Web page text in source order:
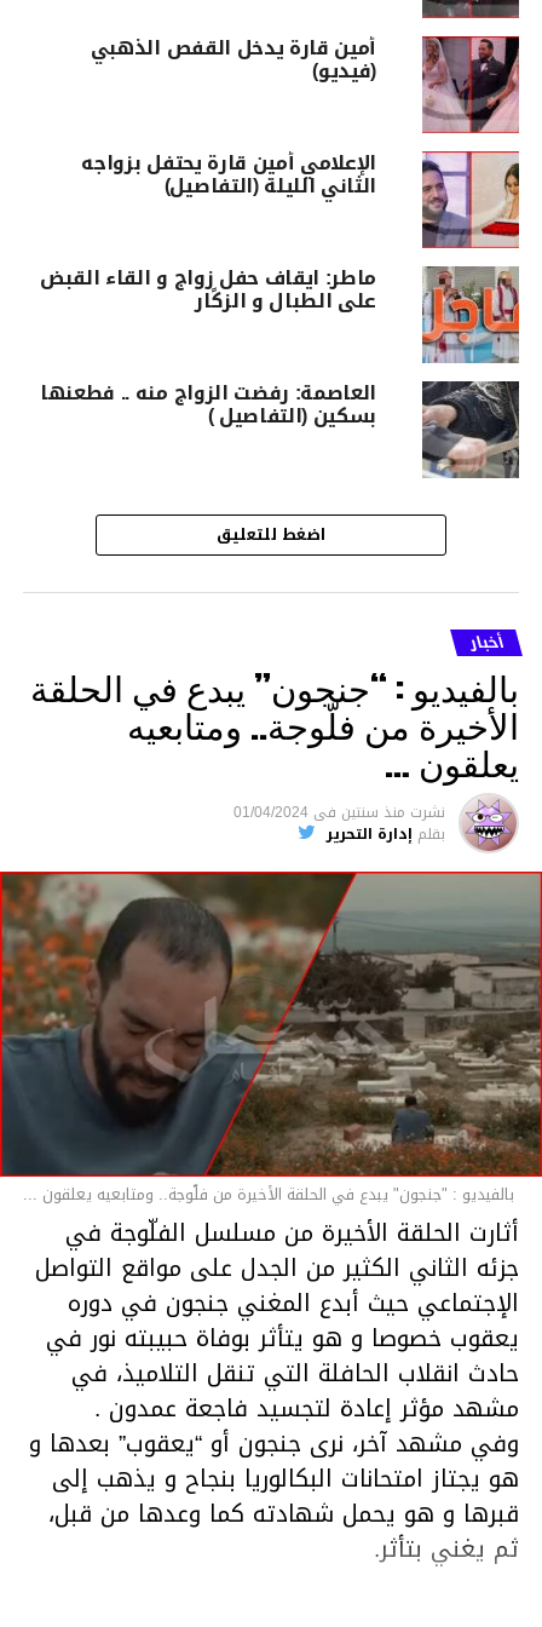
أمين قارة يدخل القفص الذهبي
(فيديو)
الإعلامي أمين قارة يحتفل بزواجه
الثاني الليلة (التفاصيل)
ماطر: ‏ايقاف ‏حفل ‏زواج ‏و ‏القاء القبض
‏على الطبال ‏و ‏الزكًار
العاصمة: رفضت الزواج منه .. فطعنها
بسكين (التفاصيل )
اضغط للتعليق
أخبار
بالفيديو : “جنجون” يبدع في الحلقة
الأخيرة من فلّوجة.. ومتابعيه
يعلقون …
نشرت منذ سنتين فى 01/04/2024
بقلم إدارة التحرير
بالفيديو : "جنجون" يبدع في الحلقة الأخيرة من فلّوجة.. ومتابعيه يعلقون ...
أثارت الحلقة الأخيرة من مسلسل الفلّوجة في
جزئه الثاني الكثير من الجدل على مواقع التواصل
الإجتماعي حيث أبدع المغني جنجون في دوره
يعقوب خصوصا و هو يتأثر بوفاة حبيبته نور في
حادث انقلاب الحافلة التي تنقل التلاميذ، في
مشهد مؤثر إعادة لتجسيد فاجعة عمدون .
وفي مشهد آخر، نرى جنجون أو “يعقوب” بعدها و
هو يجتاز امتحانات البكالوريا بنجاح و يذهب إلى
قبرها و هو يحمل شهادته كما وعدها من قبل،
ثم يغني بتأثر.